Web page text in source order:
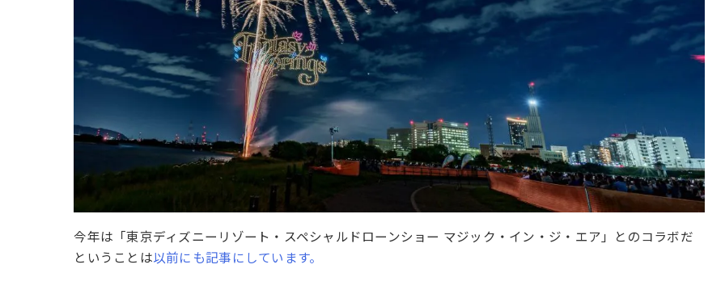
今年は「東京ディズニーリゾート・スペシャルドローンショー マジック・イン・ジ・エア」とのコラボだ
ということは以前にも記事にしています。